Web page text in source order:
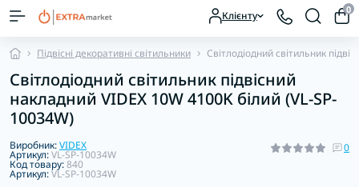
Клієнту 0
Підвісні декоративні світильники Світлодіодний світильник
Світлодіодний світильник підвісний
накладний VIDEX 10W 4100K білий (VL-SP-
10034W)
Виробник:VIDEX
Артикул:VL-SP-10034W
Код товару:840
Артикул:VL-SP-10034W
0